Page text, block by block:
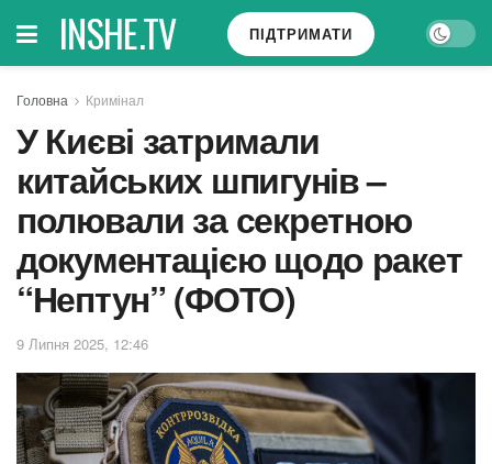
INSHE.TV ПІДТРИМАТИ
Головна Кримінал
У Києві затримали
китайських шпигунів –
полювали за секретною
документацією щодо ракет
“Нептун” (ФОТО)
9 Липня 2025, 12:46